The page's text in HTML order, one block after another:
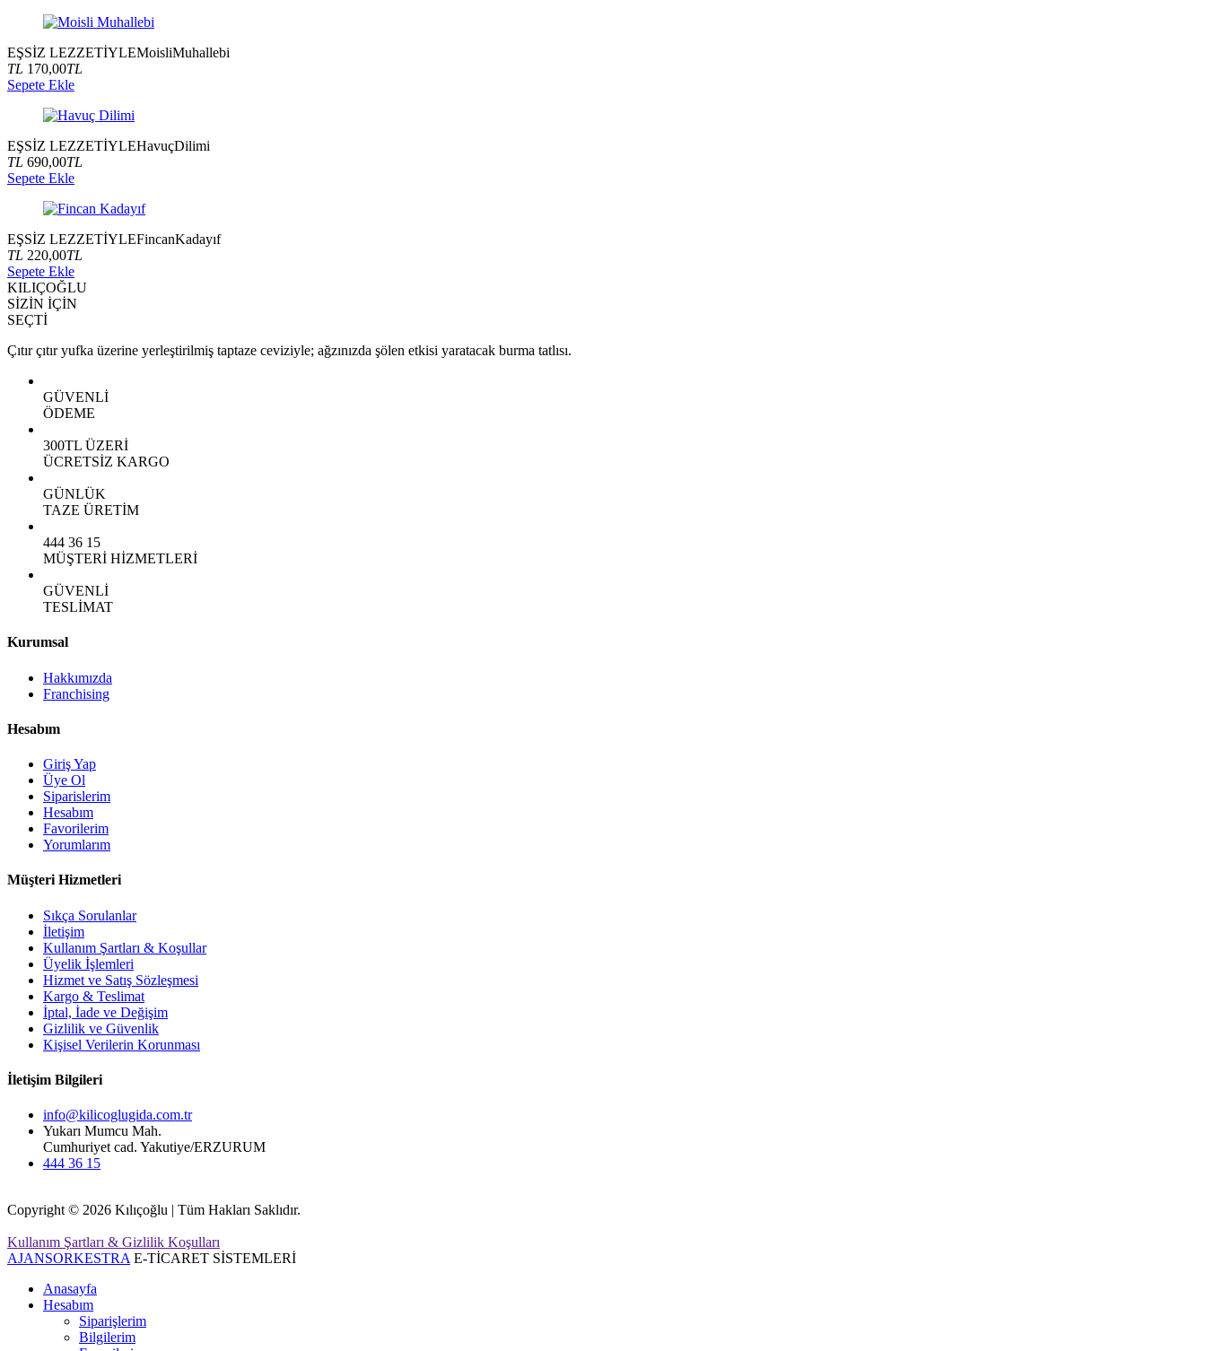
EŞSİZ LEZZETİYLEMoisliMuhallebi
TL 170,00TL
Sepete Ekle
EŞSİZ LEZZETİYLEHavuçDilimi
TL 690,00TL
Sepete Ekle
EŞSİZ LEZZETİYLEFincanKadayıf
TL 220,00TL
Sepete Ekle
KILIÇOĞLU
SİZİN İÇİN
SEÇTİ
Çıtır çıtır yufka üzerine yerleştirilmiş taptaze ceviziyle; ağzınızda şölen etkisi yaratacak burma tatlısı.
GÜVENLİ
ÖDEME
300TL ÜZERİ
ÜCRETSİZ KARGO
GÜNLÜK
TAZE ÜRETİM
444 36 15
MÜŞTERİ HİZMETLERİ
GÜVENLİ
TESLİMAT
Kurumsal
Hakkımızda
Franchising
Hesabım
Giriş Yap
Üye Ol
Siparislerim
Hesabım
Favorilerim
Yorumlarım
Müşteri Hizmetleri
Sıkça Sorulanlar
İletişim
Kullanım Şartları & Koşullar
Üyelik İşlemleri
Hizmet ve Satış Sözleşmesi
Kargo & Teslimat
İptal, İade ve Değişim
Gizlilik ve Güvenlik
Kişisel Verilerin Korunması
İletişim Bilgileri
info@kilicoglugida.com.tr
Yukarı Mumcu Mah.
Cumhuriyet cad. Yakutiye/ERZURUM
444 36 15
Copyright © 2026 Kılıçoğlu | Tüm Hakları Saklıdır.
Kullanım Şartları & Gizlilik Koşulları
AJANSORKESTRA E-TİCARET SİSTEMLERİ
Anasayfa
Hesabım
Siparişlerim
Bilgilerim